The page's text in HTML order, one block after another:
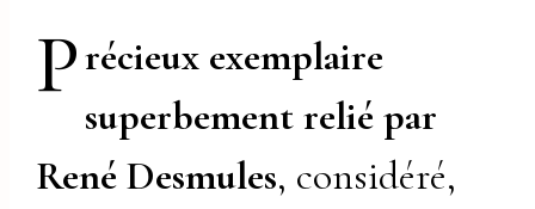
Précieux exemplaire
superbement relié par
René Desmules, considéré,